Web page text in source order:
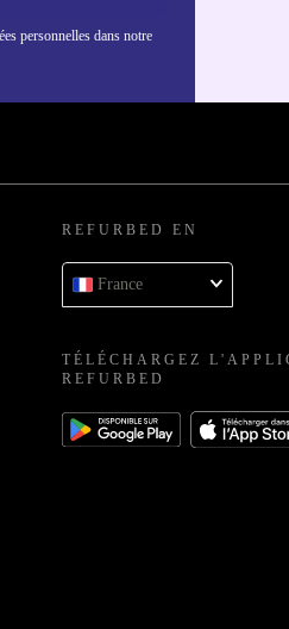
personnelles dans notre
REFURBED EN
France
TÉLÉCHARGEZ
REFURBED